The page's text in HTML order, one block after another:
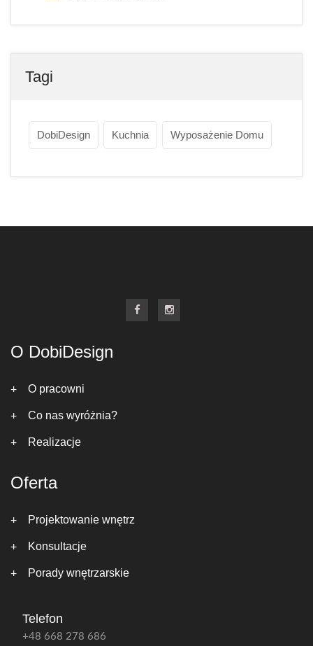
Tagi
DobiDesign Kuchnia Wyposażenie Domu
O DobiDesign
O pracowni
Co nas wyróżnia?
Realizacje
Oferta
Projektowanie wnętrz
Konsultacje
Porady wnętrzarskie
Telefon
+48 668 278 686